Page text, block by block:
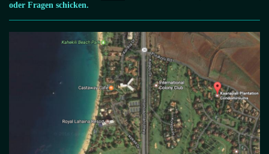
oder Fragen schicken.